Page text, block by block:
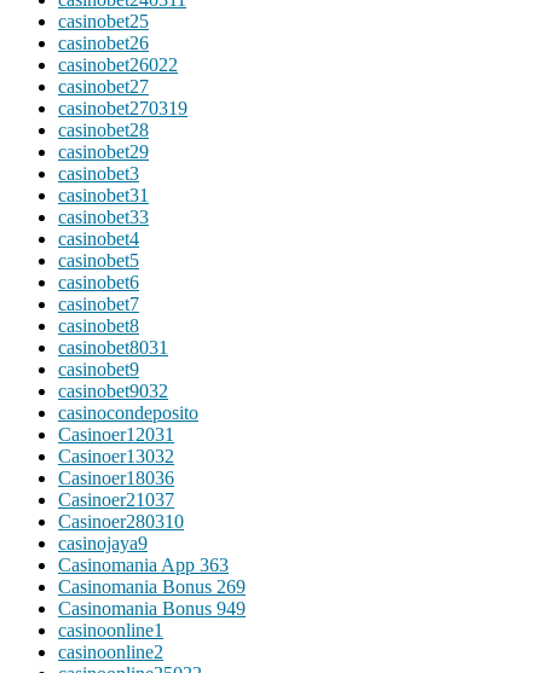
casinobet25
casinobet26
casinobet26022
casinobet27
casinobet270319
casinobet28
casinobet29
casinobet3
casinobet31
casinobet33
casinobet4
casinobet5
casinobet6
casinobet7
casinobet8
casinobet8031
casinobet9
casinobet9032
casinocondeposito
Casinoer12031
Casinoer13032
Casinoer18036
Casinoer21037
Casinoer280310
casinojaya9
Casinomania App 363
Casinomania Bonus 269
Casinomania Bonus 949
casinoonline1
casinoonline2